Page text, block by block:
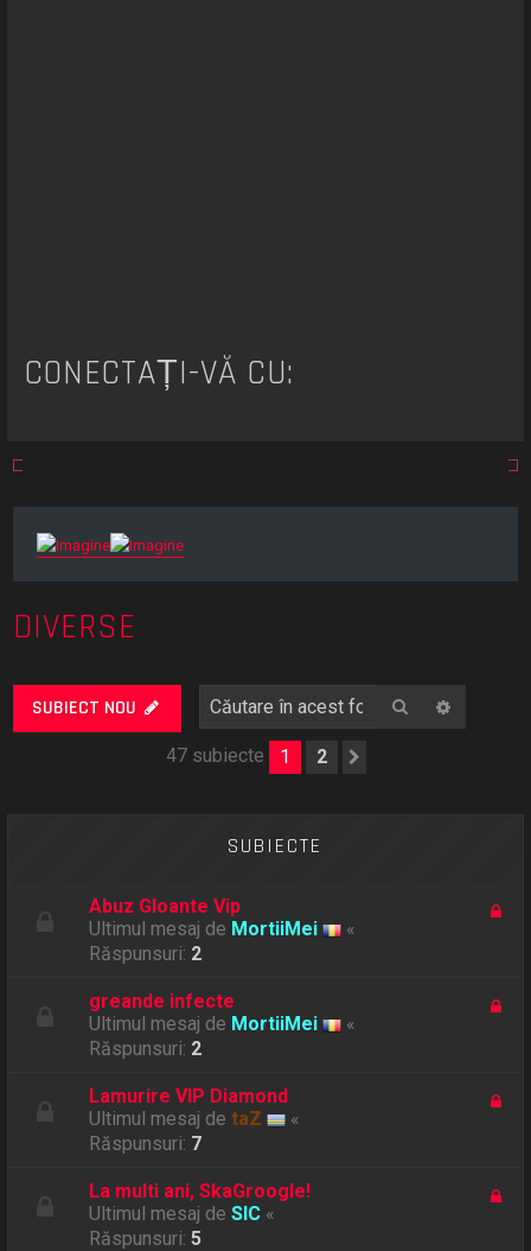
CONECTAȚI-VĂ CU:
DIVERSE
SUBIECT NOU Căutare
47 subiecte 1 2
SUBIECTE
Abuz Gloante Vip
Ultimul mesaj de MortiiMei
«
Răspunsuri: 2
greande infecte
Ultimul mesaj de MortiiMei
«
Răspunsuri: 2
Lamurire VIP Diamond
Ultimul mesaj de taZ
«
Răspunsuri: 7
La multi ani, SkaGroogle!
Ultimul mesaj deSIC «
Răspunsuri:5